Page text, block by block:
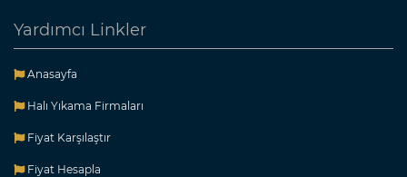
Yardımcı Linkler
Anasayfa
Halı Yıkama Firmaları
Fiyat Karşılaştır
Fiyat Hesapla